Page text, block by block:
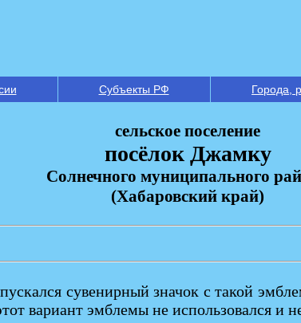
Субъекты РФ Города,
сельское поселение
посёлок Джамку
Солнечного муниципального
(Хабаровский край)
сувенирный значок с такой
вариант эмблемы не использовался и